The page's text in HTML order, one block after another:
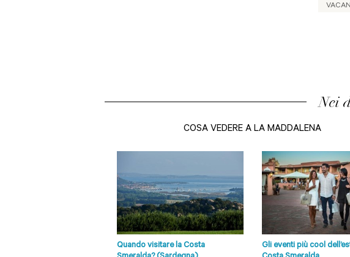
Nei
COSA VEDERE A LA MADDALENA
Quando visitare la Costa
Gli eventi più cool